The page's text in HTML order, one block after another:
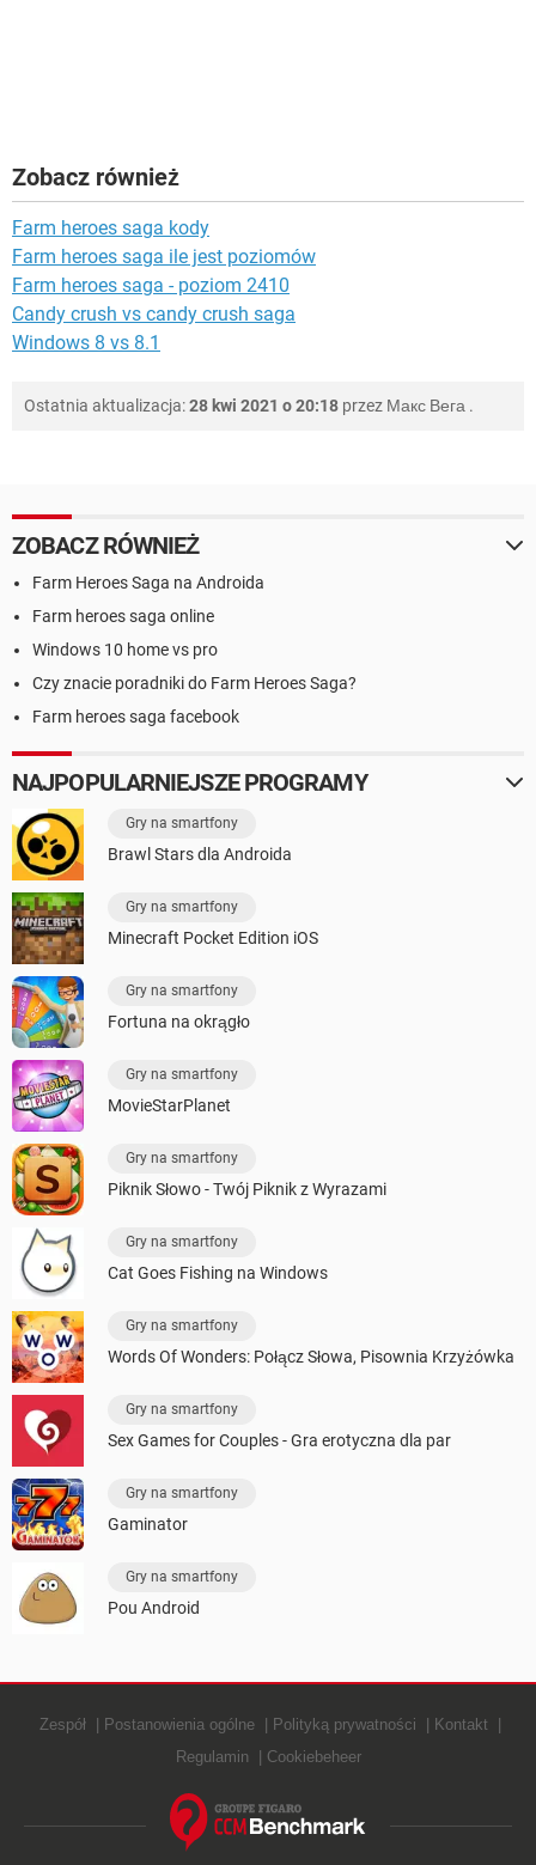
Zobacz również
Farm heroes saga kody
Farm heroes saga ile jest poziomów
Farm heroes saga - poziom 2410
Candy crush vs candy crush saga
Windows 8 vs 8.1
Ostatnia aktualizacja:28 kwi 2021 o 20:18 przez Макс Вега .
ZOBACZ RÓWNIEŻ
Farm Heroes Saga na Androida
Farm heroes saga online
Windows 10 home vs pro
Czy znacie poradniki do Farm Heroes Saga?
Farm heroes saga facebook
NAJPOPULARNIEJSZE PROGRAMY
Gry na smartfony
Brawl Stars dla Androida
Gry na smartfony
Minecraft Pocket Edition iOS
Gry na smartfony
Fortuna na okrągło
Gry na smartfony
MovieStarPlanet
Gry na smartfony
Piknik Słowo - Twój Piknik z Wyrazami
Gry na smartfony
Cat Goes Fishing na Windows
Gry na smartfony
Words Of Wonders: Połącz Słowa, Pisownia Krzyżówka
Gry na smartfony
Sex Games for Couples - Gra erotyczna dla par
Gry na smartfony
Gaminator
Gry na smartfony
Pou Android
Zespół Postanowienia ogólne Polityką prywatności
Kontakt
Regulamin
Cookiebeheer